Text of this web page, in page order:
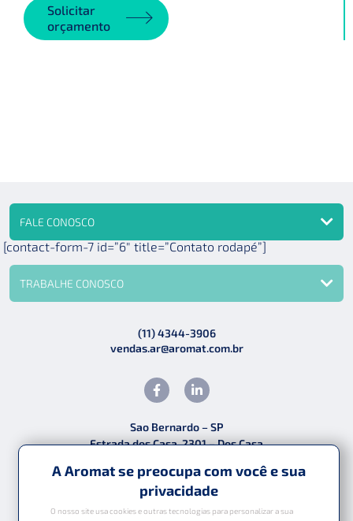
Solicitar
orçamento
FALE CONOSCO
[contact-form-7 id=”6″ title=”Contato rodapé”]
TRABALHE CONOSCO
(11) 4344-3906
vendas.ar@aromat.com.br
Sao Bernardo – SP
Estrada dos Casa, 2301 – Dos Casa
A Aromat se preocupa com você e sua
privacidade
O nosso site usa cookies e outras tecnologias para personalizar a sua